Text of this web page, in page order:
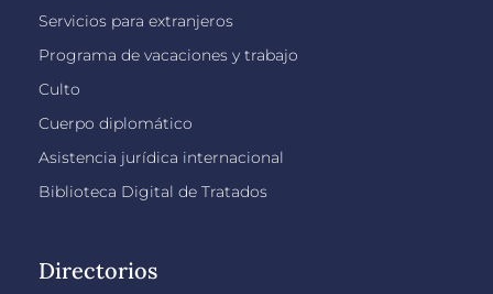
Servicios para extranjeros
Programa de vacaciones y trabajo
Culto
Cuerpo diplomático
Asistencia jurídica internacional
Biblioteca Digital de Tratados
Directorios